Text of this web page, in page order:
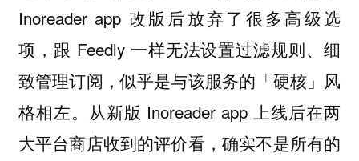
Inoreader app 改版后放弃了很多高级选
项，跟 Feedly 一样无法设置过滤规则、细
致管理订阅，似乎是与该服务的「硬核」风
格相左。从新版 Inoreader app 上线后在两
大平台商店收到的评价看，确实不是所有的